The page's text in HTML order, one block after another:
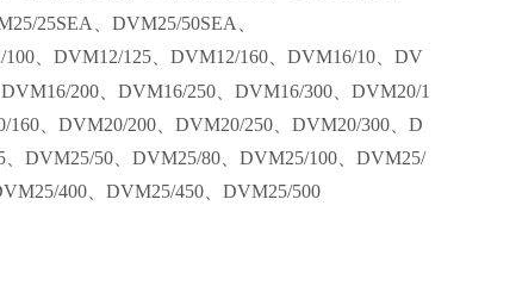
25SEA、DVM25/50SEA、
、DVM12/125、DVM12/160、DVM16/10、DV
200、DVM16/250、DVM16/300、DVM20/1
、DVM20/200、DVM20/250、DVM20/300、D
DVM25/50、DVM25/80、DVM25/100、DVM25/
400、DVM25/450、DVM25/500